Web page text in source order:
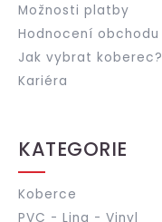
Možnosti platby
Hodnocení obchodu
Jak vybrat koberec?
Kariéra
KATEGORIE
Koberce
PVC - Lina - Vinyl